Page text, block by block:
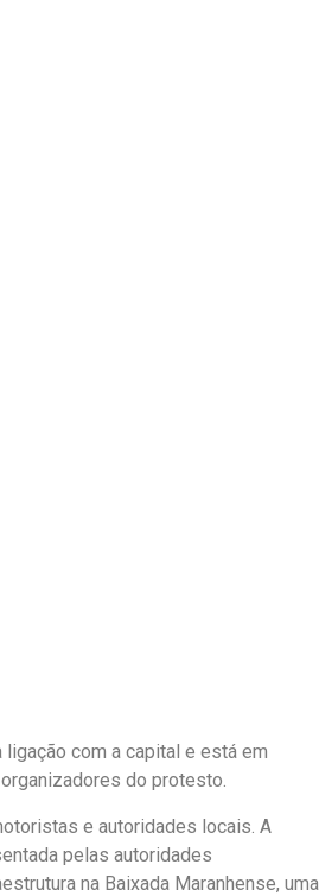
ligação com a capital e está em
do protesto.
e autoridades locais. A
pelas autoridades
na Baixada Maranhense, uma